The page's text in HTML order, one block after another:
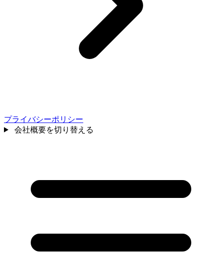
プライバシーポリシー
会社概要を切り替える